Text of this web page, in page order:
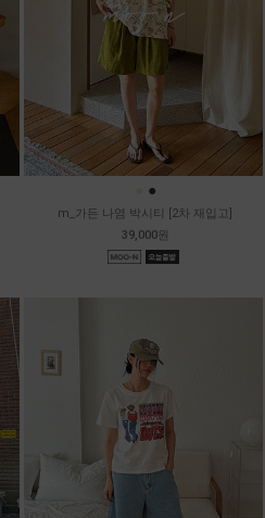
●
m_가든 나염 박시티 [2차 재입고]
39,000원